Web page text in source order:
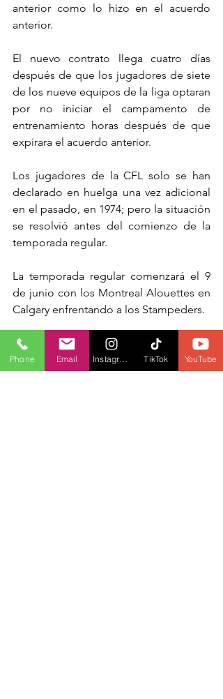
anterior como lo hizo en el acuerdo
anterior.
El nuevo contrato llega cuatro días
después de que los jugadores de siete
de los nueve equipos de la liga optaran
por no iniciar el campamento de
entrenamiento horas después de que
expirara el acuerdo anterior.
Los jugadores de la CFL solo se han
declarado en huelga una vez adicional
en el pasado, en 1974; pero la situación
se resolvió antes del comienzo de la
temporada regular.
La temporada regular comenzará el 9
de junio con los Montreal Alouettes en
Calgary enfrentando a los Stampeders.
FOTOGRAFÍA: JON BLACKER
Phone Email TikTok YouTube